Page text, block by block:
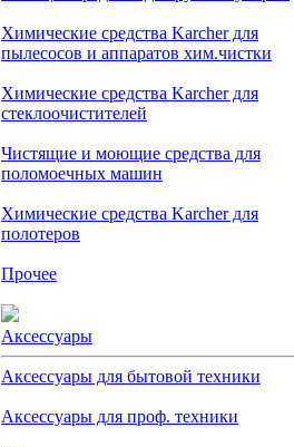
Химические средства Karcher для
пылесосов и аппаратов хим.чистки
Химические средства Karcher для
стеклоочистителей
Чистящие и моющие средства для
поломоечных машин
Химические средства Karcher для
полотеров
Прочее
Аксессуары
Аксессуары для бытовой техники
Аксессуары для проф. техники